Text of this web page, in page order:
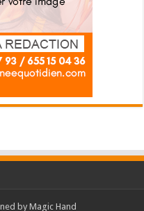
byMagic Hand